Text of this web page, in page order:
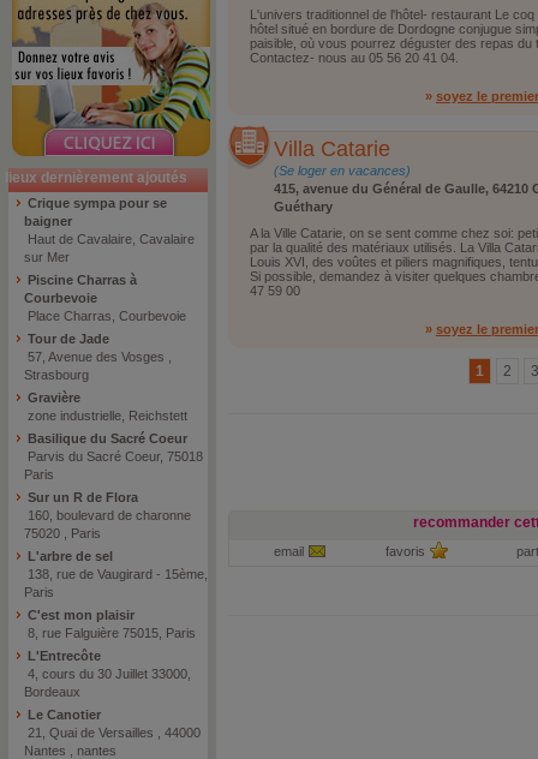
lieux dernièrement ajoutés
Crique sympa pour se
baigner
Haut de Cavalaire, Cavalaire
sur Mer
Piscine Charras à
Courbevoie
Place Charras, Courbevoie
Tour de Jade
57, Avenue des Vosges ,
Strasbourg
Gravière
zone industrielle, Reichstett
Basilique du Sacré Coeur
Parvis du Sacré Coeur, 75018
Paris
Sur un R de Flora
160, boulevard de charonne
75020 , Paris
L'arbre de sel
138, rue de Vaugirard - 15ème,
Paris
C'est mon plaisir
8, rue Falguière 75015, Paris
L'Entrecôte
4, cours du 30 Juillet 33000,
Bordeaux
Le Canotier
21, Quai de Versailles , 44000
Nantes , nantes
L'univers traditionnel de l'hôtel- restaurant Le
hôtel situé en bordure de Dordogne conjugue
paisible, où vous pourrez déguster des repas
Contactez- nous au 05 56 20 41 04.
» soyez le
Villa Catarie
(Se loger en vacances)
415, avenue du Général de Gaulle, 64210
Guéthary
A la Ville Catarie, on se sent comme chez soi:
par la qualité des matériaux utilisés. La Villa
Louis XVI, des voûtes et piliers magnifiques,
Si possible, demandez à visiter quelques
47 59 00
» soyez le
3
2
1
recommander
email favoris